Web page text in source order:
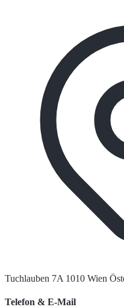
Tuchlauben 7A 1010 Wien
Telefon & E-Mail